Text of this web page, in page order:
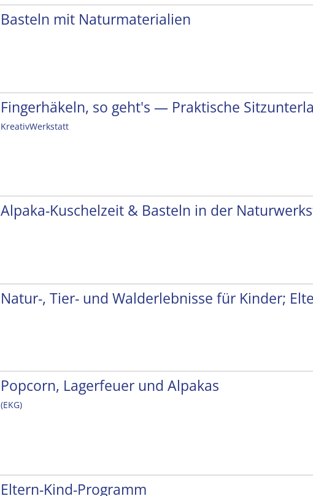
Basteln mit Naturmaterialien
Fingerhäkeln, so geht's — Praktische
KreativWerkstatt
Alpaka-Kuschelzeit & Basteln in der
Natur-, Tier- und Walderlebnisse für Kinder;
Popcorn, Lagerfeuer und Alpakas
(EKG)
Eltern-Kind-Programm